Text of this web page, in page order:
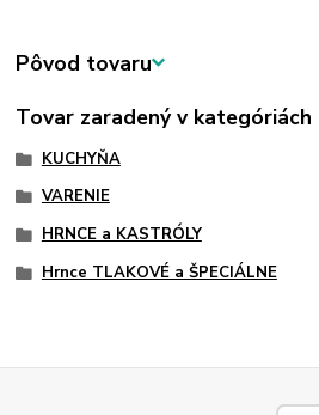
Pôvod tovaru
Tovar zaradený v kategóriách
KUCHYŇA
VARENIE
HRNCE a KASTRÓLY
Hrnce TLAKOVÉ a ŠPECIÁLNE